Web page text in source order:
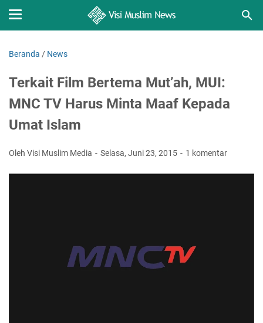
Beranda / News
Terkait Film Bertema Mut’ah, MUI:
MNC TV Harus Minta Maaf Kepada
Umat Islam
Oleh Visi Muslim Media Selasa, Juni 23, 2015 1 komentar